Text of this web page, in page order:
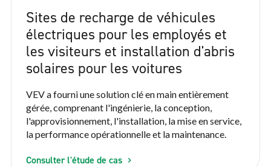
Sites de recharge de véhicules
électriques pour les employés et
les visiteurs et installation d'abris
solaires pour les voitures
VEV a fourni une solution clé en main entièrement
gérée, comprenant l'ingénierie, la conception,
l'approvisionnement, l'installation, la mise en service,
la performance opérationnelle et la maintenance.
Consulter l'étude de cas